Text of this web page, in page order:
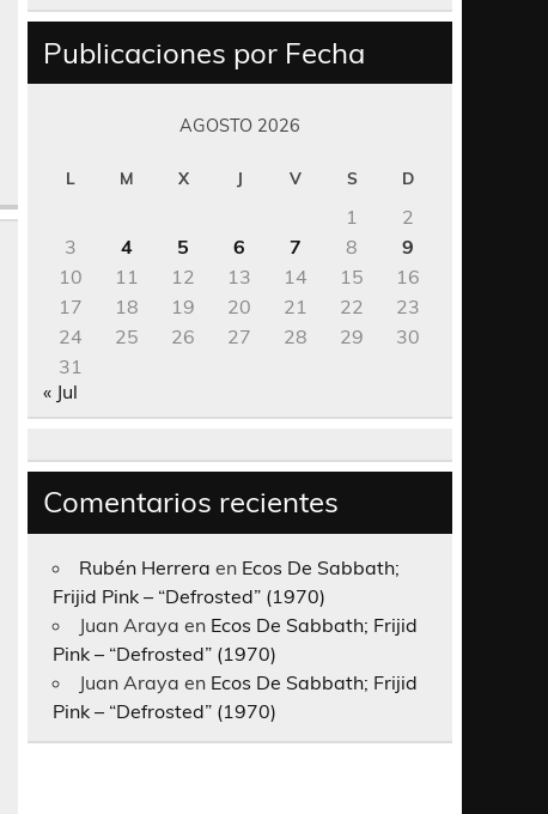
Publicaciones por Fecha
AGOSTO 2026
L M X J V S D
1
2
3
4 5 6 7 8
9
10
11 12 13 14 15
16
17
18 19 20 21 22
23
24
25 26 27 28 29
30
31
« Jul
Comentarios recientes
Rubén Herrera en Ecos De Sabbath;
Frijid Pink – “Defrosted” (1970)
Juan Araya en Ecos De Sabbath; Frijid
Pink – “Defrosted” (1970)
Juan Araya en Ecos De Sabbath; Frijid
Pink – “Defrosted” (1970)